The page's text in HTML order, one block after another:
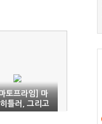
토프라임] 마
틀러, 그리고